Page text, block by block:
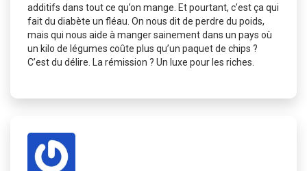
additifs dans tout ce qu’on mange. Et pourtant, c’est ça qui
fait du diabète un fléau. On nous dit de perdre du poids,
mais qui nous aide à manger sainement dans un pays où
un kilo de légumes coûte plus qu’un paquet de chips ?
C’est du délire. La rémission ? Un luxe pour les riches.